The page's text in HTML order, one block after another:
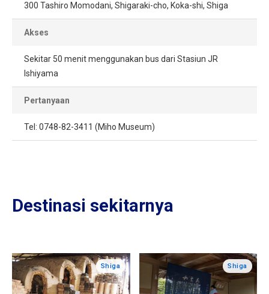
300 Tashiro Momodani, Shigaraki-cho, Koka-shi, Shiga
Akses
Sekitar 50 menit menggunakan bus dari Stasiun JR
Ishiyama
Pertanyaan
Tel: 0748-82-3411 (Miho Museum)
Destinasi sekitarnya
Shiga Shiga